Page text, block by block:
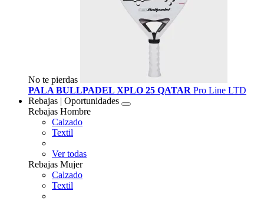
No te pierdas
PALA BULLPADEL XPLO 25 QATAR Pro Line LTD
Rebajas | Oportunidades
Rebajas Hombre
Calzado
Textil
Ver todas
Rebajas Mujer
Calzado
Textil